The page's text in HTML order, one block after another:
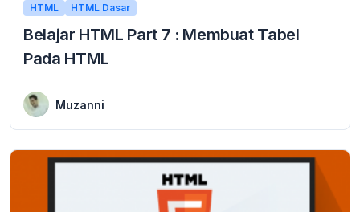
HTML HTML Dasar
Belajar HTML Part 7 : Membuat Tabel
Pada HTML
Muzanni